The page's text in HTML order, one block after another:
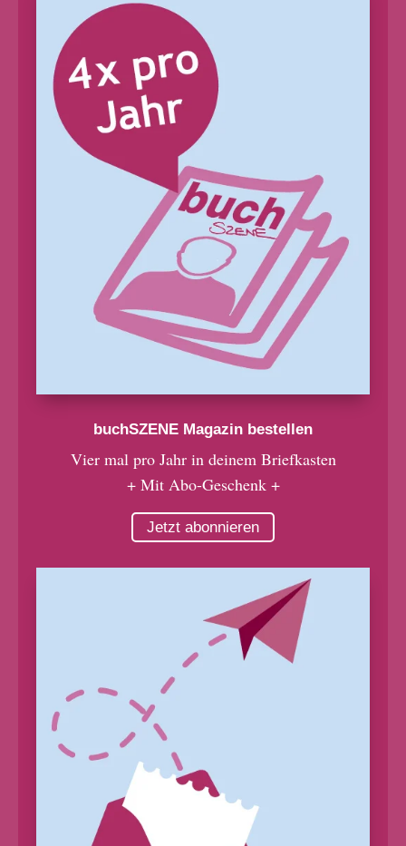
buchSZENE Magazin bestellen
Vier mal pro Jahr in deinem Briefkasten
+ Mit Abo-Geschenk +
Jetzt abonnieren